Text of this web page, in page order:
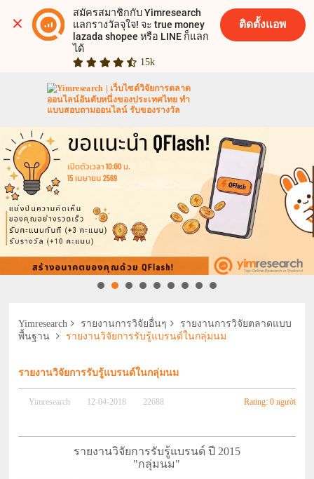
สมัครสมาชิกกับ Yimresearch
แลกรางวัลจุใจ! จะ true money
lazada shopee หรือ LINE ก็แลก
ได้
15k
ติดตั้งแอพ
Yimresearch รายงานการวิจัยอื่นๆ
รายงานการวิจัยตลาดแบบ
พื้นฐาน
รายงานวิจัยการรับรู้แบรนด์ในกลุ่มนม
รายงานวิจัยการรับรู้แบรนด์ในกลุ่มนม
Yimresearch 12-04-2018 22688 Rating: 0 người
รายงานวิจัยการรับรู้แบรนด์ ปี 2015
"กลุ่มนม"